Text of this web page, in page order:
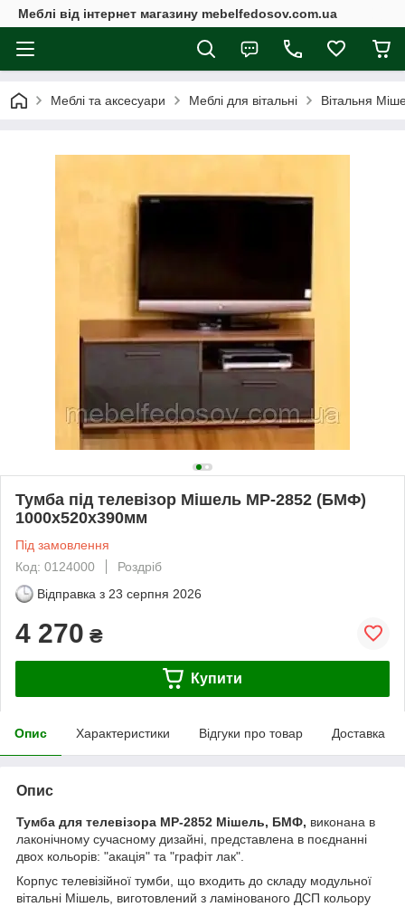
Меблі від інтернет магазину mebelfedosov.com.ua
Меблі та аксесуари Меблі для вітальні Вітальня
Тумба під телевізор Мішель МР-2852 (БМФ)
1000х520х390мм
Під замовлення
Код: 0124000
Роздріб
Відправка з 23 серпня 2026
4 270 ₴
Купити
Опис Характеристики Відгуки про товар Доставка
Опис
Тумба для телевізора МР-2852 Мішель, БМФ, виконана в
лаконічному сучасному дизайні, представлена в поєднанні
двох кольорів: "акація" та "графіт лак".
Корпус телевізійної тумби, що входить до складу модульної
вітальні Мішель, виготовлений з ламінованого ДСП кольору